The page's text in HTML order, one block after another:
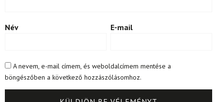
Név E-mail
A nevem, e-mail címem, és weboldalcímem mentése a
böngészőben a következő hozzászólásomhoz.